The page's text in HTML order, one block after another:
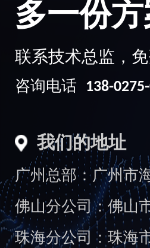
多一份
联系技术总监，
咨询电话 138-
我们的地址
广州总部：广州市
佛山分公司：佛山
珠海分公司：珠海